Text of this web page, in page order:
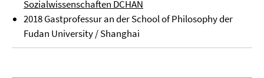
Sozialwissenschaften DCHAN
2018 Gastprofessur an der School of Philosophy der
Fudan University / Shanghai